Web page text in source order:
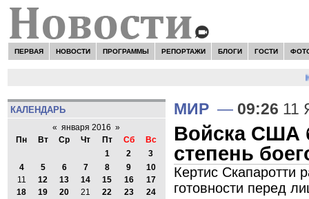
ПЕРВАЯ НОВОСТИ ПРОГРАММЫ РЕПОРТАЖИ БЛОГИ ГОСТИ
КАЛЕНДАРЬ
« января 2016 »
Пн
Вт Ср Чт Пт Сб
Вс
1
2
3
4
5 6 7 8 9
10
11
12 13 14 15 16
17
18
19 20 21 22 23
24
МИР — 09:26 11
Войска США
степень
Кертис Скапаротти
готовности перед